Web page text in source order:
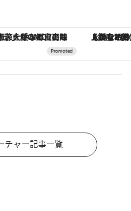
ら、特別な名入れギフトまで。大人のための「ReFa GINZA」クルーズ ヴァシュロン・コンスタンタ
チャー記事一覧